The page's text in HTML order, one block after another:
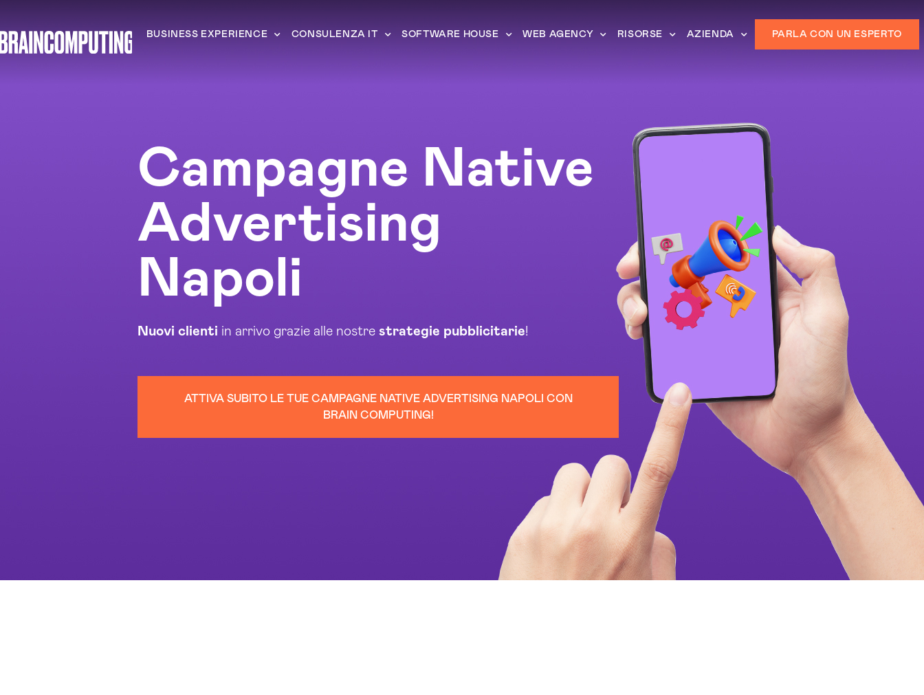
BUSINESS EXPERIENCE CONSULENZA IT SOFTWARE HOUSE WEB AGENCY RISORSE AZIENDA PARLA CON UN ESPERTO
Campagne Native
Advertising
Napoli
Nuovi clienti in arrivo grazie alle nostre strategie pubblicitarie!
ATTIVA SUBITO LE TUE CAMPAGNE NATIVE ADVERTISING NAPOLI CON
BRAIN COMPUTING!